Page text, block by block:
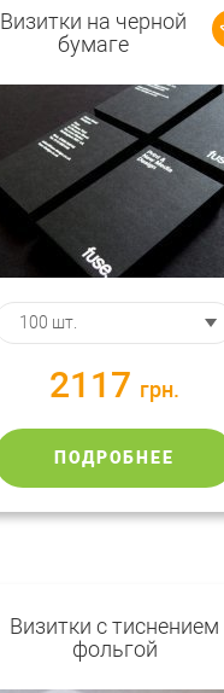
Визитки на черной
бумаге
2117 грн.
ПОДРОБНЕЕ
Визитки с тиснением
фольгой